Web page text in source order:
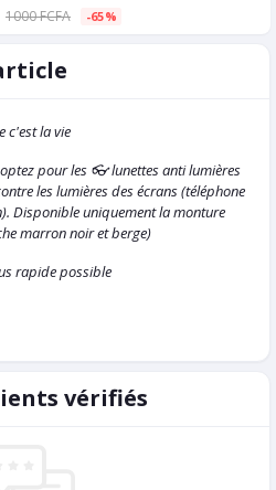
1000 FCFA -65%
c'est la vie
pour les 👓 lunettes anti lumières
les lumières des écrans (téléphone
Disponible uniquement la monture
marron noir et berge)
rapide possible
vérifiés